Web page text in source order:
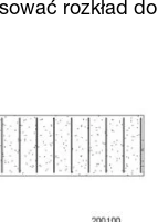
rozkład do